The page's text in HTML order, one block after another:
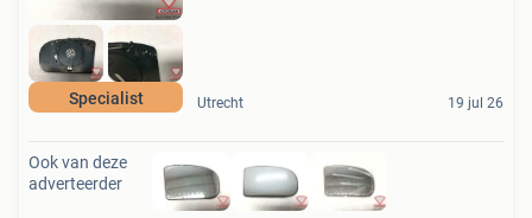
Specialist Utrecht 19 jul 26
Ook van deze
adverteerder